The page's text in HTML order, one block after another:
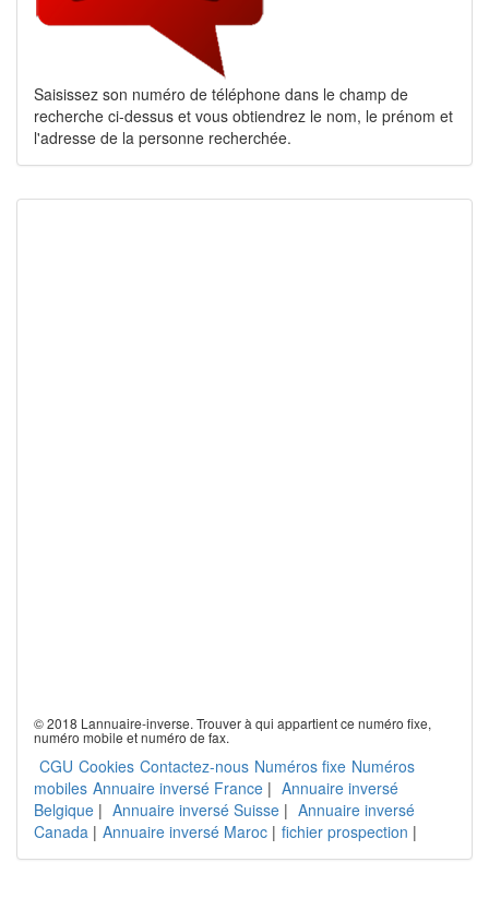
Saisissez son numéro de téléphone dans le champ de
recherche ci-dessus et vous obtiendrez le nom, le prénom et
l'adresse de la personne recherchée.
© 2018 Lannuaire-inverse. Trouver à qui appartient ce numéro fixe,
numéro mobile et numéro de fax.
CGU Cookies Contactez-nous Numéros fixe Numéros
mobiles Annuaire inversé France | Annuaire inversé
Belgique | Annuaire inversé Suisse | Annuaire inversé
Canada | Annuaire inversé Maroc | fichier prospection |